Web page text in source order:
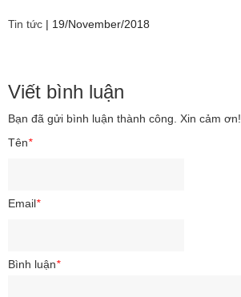
Tin tức | 19/November/2018
Viết bình luận
Bạn đã gửi bình luận thành công. Xin cảm ơn!
Tên*
Email*
Bình luận*